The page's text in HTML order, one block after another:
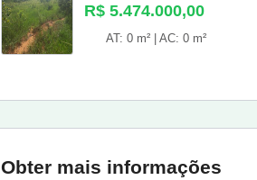
R$ 5.474.000,00
AT: 0 m² | AC: 0 m²
Obter mais informações